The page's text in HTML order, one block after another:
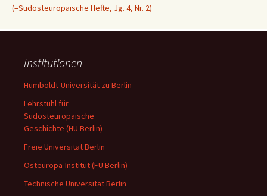
(=Südosteuropäische Hefte, Jg. 4, Nr. 2)
Institutionen
Humboldt-Universität zu Berlin
Lehrstuhl für
Südosteuropäische
Geschichte (HU Berlin)
Freie Universität Berlin
Osteuropa-Institut (FU Berlin)
Technische Universität Berlin